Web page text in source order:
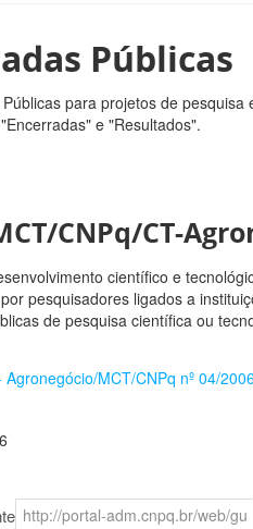
Públicas
para projetos de
e "Resultados".
CNPq/CT-
científico e
pesquisadores ligados a
de pesquisa científica ou
Agronegócio/MCT/CNPq nº 04/